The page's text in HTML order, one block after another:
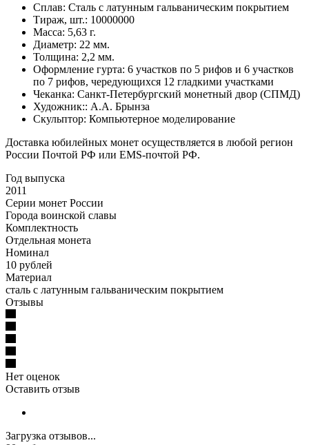
Сплав: Сталь с латунным гальваническим покрытием
Тираж, шт.: 10000000
Масса: 5,63 г.
Диаметр: 22 мм.
Толщина: 2,2 мм.
Оформление гурта: 6 участков по 5 рифов и 6 участков
по 7 рифов, чередующихся 12 гладкими участками
Чеканка: Санкт-Петербургский монетный двор (СПМД)
Художник:: А.А. Брынза
Скульптор: Компьютерное моделирование
Доставка юбилейных монет осуществляется в любой регион
России Почтой РФ или EMS-почтой РФ.
Год выпуска
2011
Серии монет России
Города воинской славы
Комплектность
Отдельная монета
Номинал
10 рублей
Материал
сталь с латунным гальваническим покрытием
Отзывы
Нет оценок
Оставить отзыв
Загрузка отзывов...